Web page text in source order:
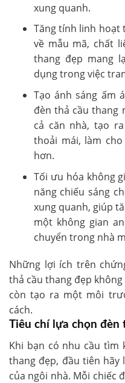
xung quanh.
Tăng tính linh hoạt
về mẫu mã, chất
thang đẹp mang
dụng trong việc
Tạo ánh sáng ấm
đèn thả cầu thang
cả căn nhà, tạo
thoải mái, làm
hơn.
Tối ưu hóa không
năng chiếu sáng
xung quanh, giúp
một không gian
chuyển trong nhà
Những lợi ích trên
thả cầu thang đẹp
còn tạo ra một môi
cách.
Tiêu chí lựa chọn
Khi bạn có nhu cầu tìm
thang đẹp, đầu tiên
của ngôi nhà. Mỗi chiếc